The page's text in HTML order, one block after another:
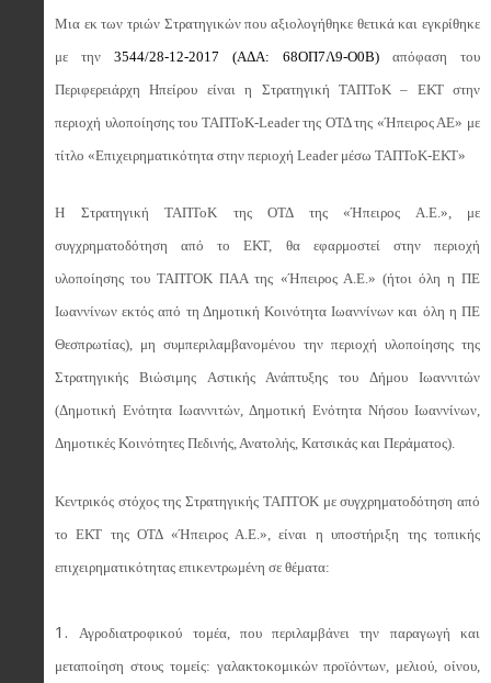
Μια εκ των τριών Στρατηγικών που αξιολογήθηκε θετικά και εγκρίθηκε
με την 3544/28-12-2017 (ΑΔΑ: 68ΟΠ7Λ9-Ο0Β) απόφαση του
Περιφερειάρχη Ηπείρου είναι η Στρατηγική ΤΑΠΤοΚ – ΕΚΤ στην
περιοχή υλοποίησης του ΤΑΠΤοΚ-Leader της ΟΤΔ της «Ήπειρος ΑΕ» με
τίτλο «Επιχειρηματικότητα στην περιοχή Leader μέσω ΤΑΠΤοΚ-ΕΚΤ»
Η Στρατηγική ΤΑΠΤοΚ της ΟΤΔ της «Ήπειρος Α.Ε.», με
συγχρηματοδότηση από το ΕΚΤ, θα εφαρμοστεί στην περιοχή
υλοποίησης του ΤΑΠΤΟΚ ΠΑΑ της «Ήπειρος Α.Ε.» (ήτοι όλη η ΠΕ
Ιωαννίνων εκτός από τη Δημοτική Κοινότητα Ιωαννίνων και όλη η ΠΕ
Θεσπρωτίας), μη συμπεριλαμβανομένου την περιοχή υλοποίησης της
Στρατηγικής Βιώσιμης Αστικής Ανάπτυξης του Δήμου Ιωαννιτών
(Δημοτική Ενότητα Ιωαννιτών, Δημοτική Ενότητα Νήσου Ιωαννίνων,
Δημοτικές Κοινότητες Πεδινής, Ανατολής, Κατσικάς και Περάματος).
Κεντρικός στόχος της Στρατηγικής ΤΑΠΤΟΚ με συγχρηματοδότηση από
το ΕΚΤ της ΟΤΔ «Ήπειρος Α.Ε.», είναι η υποστήριξη της τοπικής
επιχειρηματικότητας επικεντρωμένη σε θέματα:
Αγροδιατροφικού τομέα, που περιλαμβάνει την παραγωγή και
μεταποίηση στους τομείς: γαλακτοκομικών προϊόντων, μελιού, οίνου,